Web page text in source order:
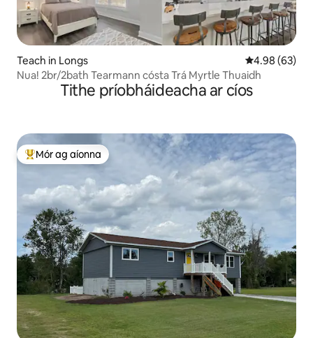
Teach in Longs Meánrátáil
4.98 (63)
Nua! 2br/2bath Tearmann cósta Trá Myrtle Thuaidh
Tithe príobháideacha ar cíos
An-mhór ag aíonna
Mór ag aíonna